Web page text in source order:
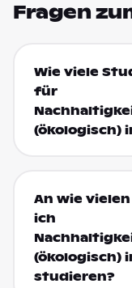
Fragen
Wie viele
für
(ökologisch)
An wie
ich
(ökologisch)
studieren?